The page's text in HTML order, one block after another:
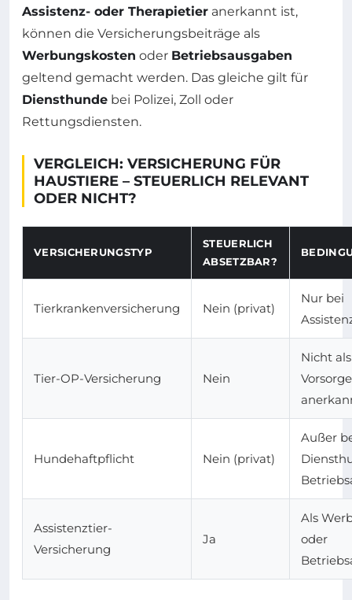
Assistenz- oder Therapietier anerkannt ist,
können die Versicherungsbeiträge als
Werbungskosten oder Betriebsausgaben
geltend gemacht werden. Das gleiche gilt für
Diensthunde bei Polizei, Zoll oder
Rettungsdiensten.
VERGLEICH: VERSICHERUNG FÜR
HAUSTIERE – STEUERLICH RELEVANT
ODER NICHT?
VERSICHERUNGSTYP
STEUERLICH
ABSETZBAR?
Tierkrankenversicherung Nein (privat)
Nur bei
Tier-OP-Versicherung Nein
Nicht als
Hundehaftpflicht Nein (privat)
Außer
Assistenztier-
Versicherung
Ja
Als
oder